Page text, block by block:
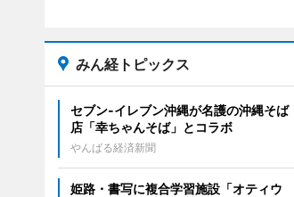
みん経トピックス
セブン‐イレブン沖縄が名護の沖縄そば
店「幸ちゃんそば」とコラボ
やんばる経済新聞
姫路・書写に複合学習施設「オティウ